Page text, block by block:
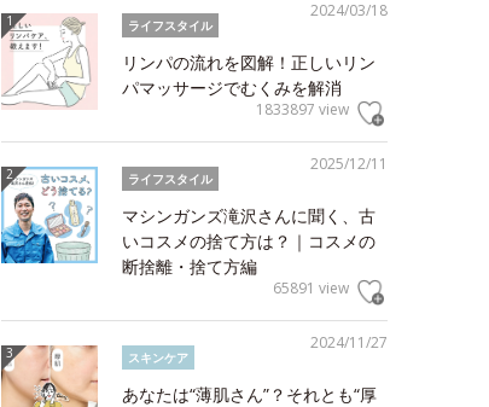
2024/03/18
ライフスタイル
リンパの流れを図解！正しいリン
パマッサージでむくみを解消
1833897 view
2025/12/11
ライフスタイル
マシンガンズ滝沢さんに聞く、古
いコスメの捨て方は？｜コスメの
断捨離・捨て方編
65891 view
2024/11/27
スキンケア
あなたは“薄肌さん”？それとも“厚